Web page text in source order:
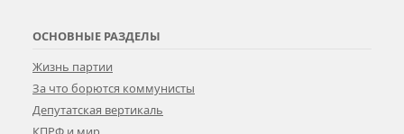
ОСНОВНЫЕ РАЗДЕЛЫ
Жизнь партии
За что борются коммунисты
Депутатская вертикаль